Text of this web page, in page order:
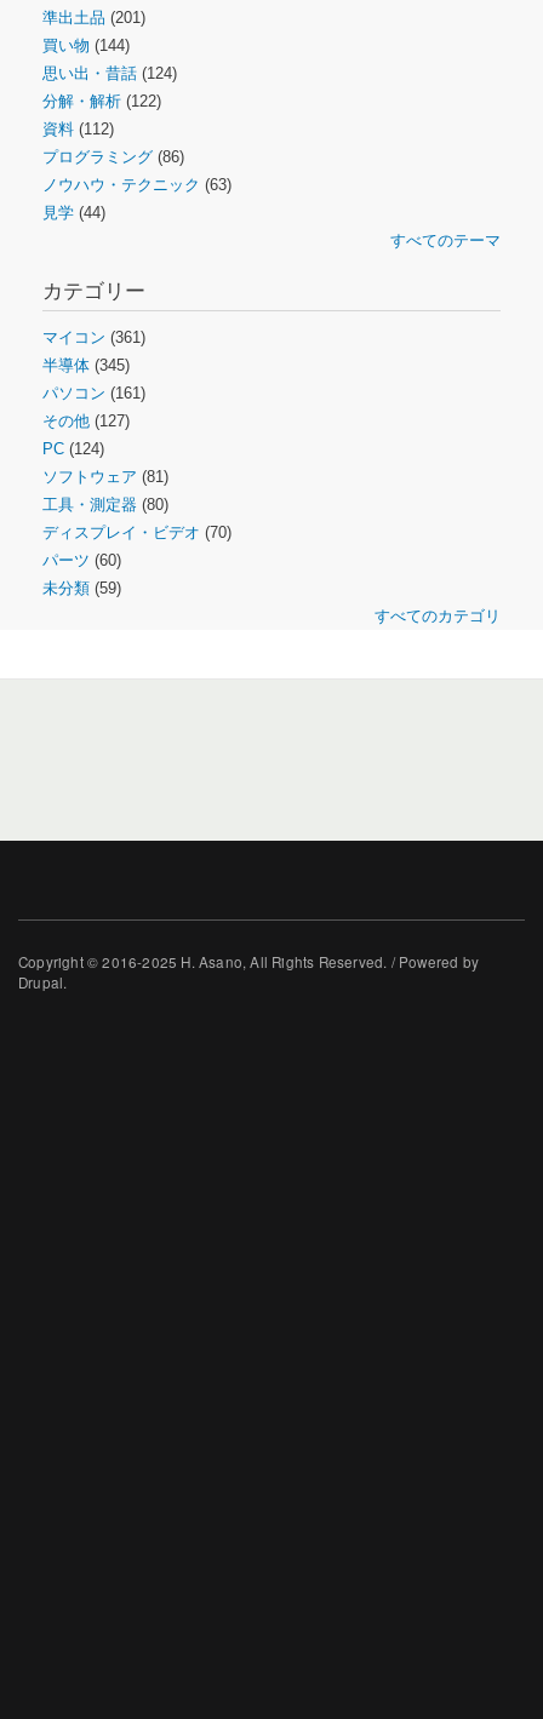
準出土品 (201)
買い物 (144)
思い出・昔話 (124)
分解・解析 (122)
資料 (112)
プログラミング (86)
ノウハウ・テクニック (63)
見学 (44)
すべてのテーマ
カテゴリー
マイコン (361)
半導体 (345)
パソコン (161)
その他 (127)
PC (124)
ソフトウェア (81)
工具・測定器 (80)
ディスプレイ・ビデオ (70)
パーツ (60)
未分類 (59)
すべてのカテゴリ
Copyright © 2016-2025 H. Asano, All Rights Reserved. / Powered by
Drupal.